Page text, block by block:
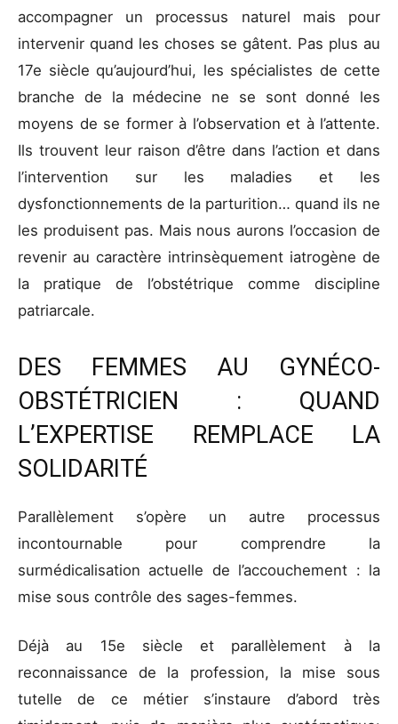
accompagner un processus naturel mais pour
intervenir quand les choses se gâtent. Pas plus au
17e siècle qu’aujourd’hui, les spécialistes de cette
branche de la médecine ne se sont donné les
moyens de se former à l’observation et à l’attente.
Ils trouvent leur raison d’être dans l’action et dans
l’intervention sur les maladies et les
dysfonctionnements de la parturition… quand ils ne
les produisent pas. Mais nous aurons l’occasion de
revenir au caractère intrinsèquement iatrogène de
la pratique de l’obstétrique comme discipline
patriarcale.
DES FEMMES AU GYNÉCO-
OBSTÉTRICIEN : QUAND
L’EXPERTISE REMPLACE LA
SOLIDARITÉ
Parallèlement s’opère un autre processus
incontournable pour comprendre la
surmédicalisation actuelle de l’accouchement : la
mise sous contrôle des sages-femmes.
Déjà au 15e siècle et parallèlement à la
reconnaissance de la profession, la mise sous
tutelle de ce métier s’instaure d’abord très